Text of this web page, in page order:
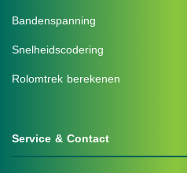
Bandenspanning
Snelheidscodering
Rolomtrek berekenen
Service & Contact